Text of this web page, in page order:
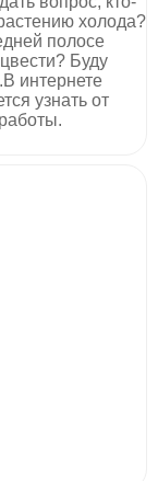
холода?
полосе
Буду
интернете
узнать от